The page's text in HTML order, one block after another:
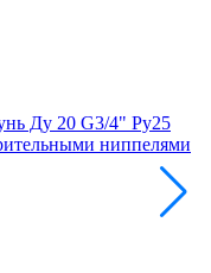
Ду 20 G3/4" Ру25
ниппелями